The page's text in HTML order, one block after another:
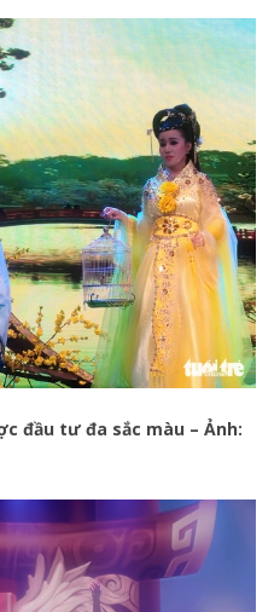
đầu tư đa sắc màu – Ảnh: